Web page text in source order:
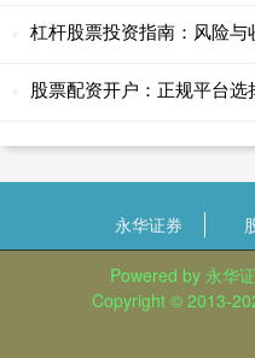
杠杆股票投资指南：风险与
股票配资开户：正规平台选
永华证券
Powered by 永华
Copyright © 2013-